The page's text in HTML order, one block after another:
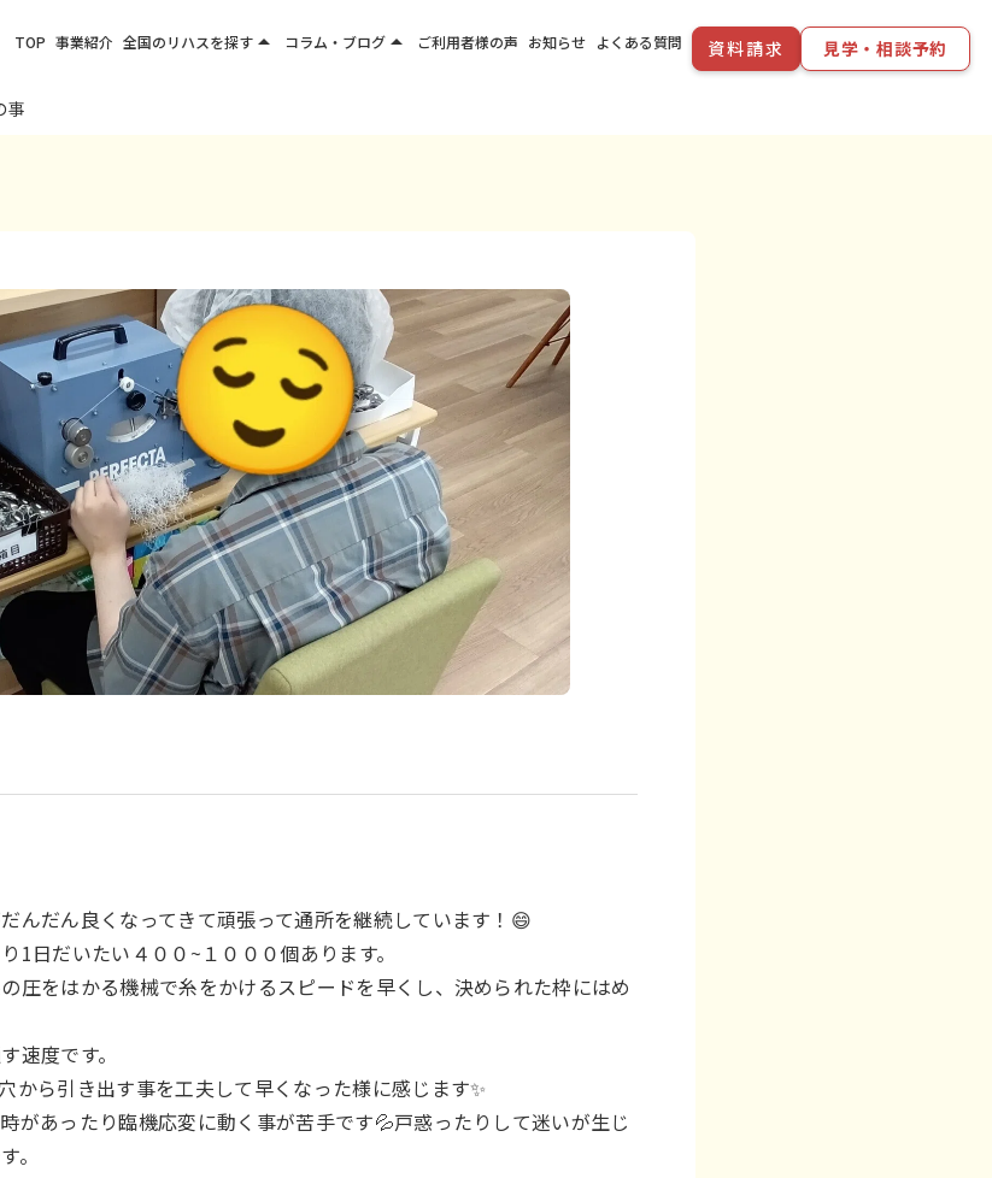
事
んだん良くなってきて頑張って通所を継続しています！😄
1日だいたい４００~１０００個あります。
圧をはかる機械で糸をかけるスピードを早くし、決められた枠にはめ
速度です。
から引き出す事を工夫して早くなった様に感じます✨
があったり臨機応変に動く事が苦手です💦戸惑ったりして迷いが生じ
。
TOP 事業紹介 全国のリハスを探すarrow_drop_up
四国・九州エリア
コラム・ブログarrow_drop_up ご利用者様の声 お知らせ よくある質問 資料請求 見学・相談予約